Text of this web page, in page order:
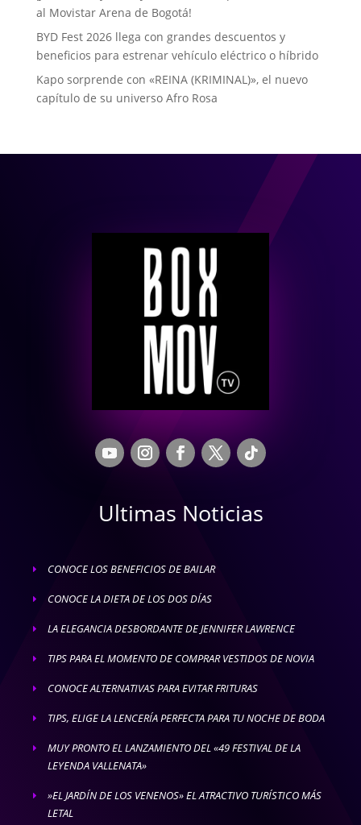
al Movistar Arena de Bogotá!
BYD Fest 2026 llega con grandes descuentos y
beneficios para estrenar vehículo eléctrico o híbrido
Kapo sorprende con «REINA (KRIMINAL)», el nuevo
capítulo de su universo Afro Rosa
Ultimas Noticias
E CONOCE LOS BENEFICIOS DE BAILAR
E CONOCE LA DIETA DE LOS DOS DÍAS
E LA ELEGANCIA DESBORDANTE DE JENNIFER LAWRENCE
E TIPS PARA EL MOMENTO DE COMPRAR VESTIDOS DE NOVIA
E CONOCE ALTERNATIVAS PARA EVITAR FRITURAS
E TIPS, ELIGE LA LENCERÍA PERFECTA PARA TU NOCHE DE BODA
E
MUY PRONTO EL LANZAMIENTO DEL «49 FESTIVAL DE LA
LEYENDA VALLENATA»
E
»EL JARDÍN DE LOS VENENOS» EL ATRACTIVO TURÍSTICO MÁS
LETAL